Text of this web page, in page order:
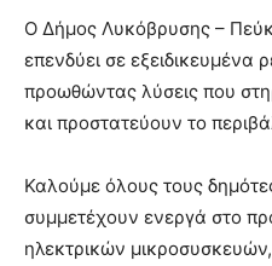
Ο Δήμος Λυκόβρυσης –
επενδύει σε
προωθώντας λύσεις που
και προστατεύουν το
Καλούμε όλους τους
συμμετέχουν ενεργά στο
ηλεκτρικών